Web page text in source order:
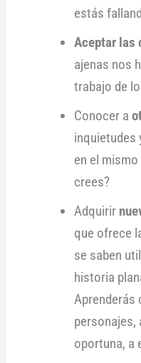
estás
Aceptar las
ajenas nos
trabajo de
Conocer a
inquietudes
en el
crees?
Adquirir
que ofrece
se saben
historia
Aprenderás
personajes,
oportuna, a